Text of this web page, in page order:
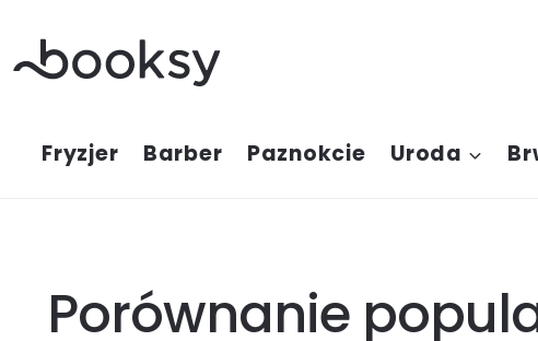
treści
Fryzjer Barber Paznokcie Uroda
Porównanie